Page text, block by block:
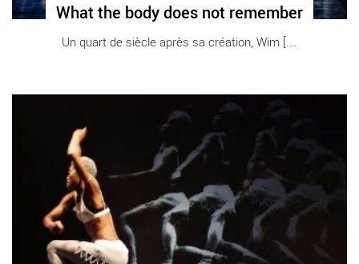
What the body does not remember
Uncles & Angels - Critique sortie Danse Paris Théâtre des